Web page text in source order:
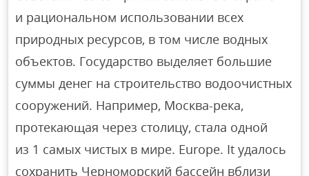
и рациональном использовании всех
природных ресурсов, в том числе водных
объектов. Государство выделяет большие
суммы денег на строительство водоочистных
сооружений. Например, Москва-река,
протекающая через столицу, стала одной
из 1 самых чистых в мире. Europe. It удалось
сохранить Черноморский бассейн вблизи